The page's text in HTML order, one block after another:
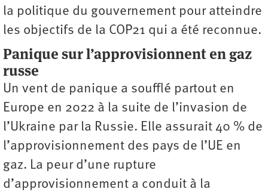
la politique du gouvernement pour atteindre
les objectifs de la COP21 qui a été reconnue.
Panique sur l’approvisionnent en gaz
russe
Un vent de panique a soufflé partout en
Europe en 2022 à la suite de l’invasion de
l’Ukraine par la Russie. Elle assurait 40 % de
l’approvisionnement des pays de l’UE en
gaz. La peur d’une rupture
d’approvisionnement a conduit à la